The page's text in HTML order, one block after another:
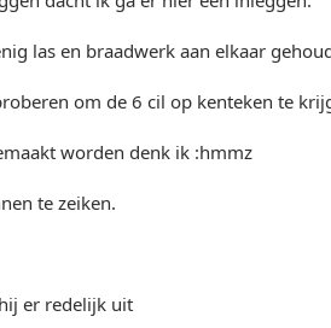
las en braadwerk aan elkaar
om de 6 cil op kenteken te
worden denk ik :hmmz
te zeiken.
er redelijk uit